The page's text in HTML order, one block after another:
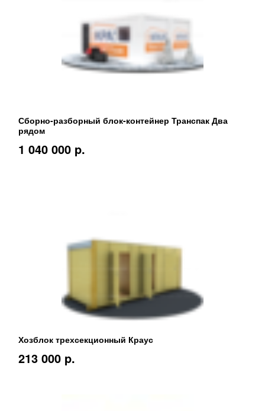
Сборно-разборный блок-контейнер Транспак Два
рядом
1 040 000 p.
Хозблок трехсекционный Краус
213 000 p.